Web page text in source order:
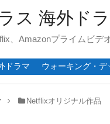
ス 海外ド
、Amazonプライムビ
ドラマ ウォーキング・デ
Netflixオリジナル作品